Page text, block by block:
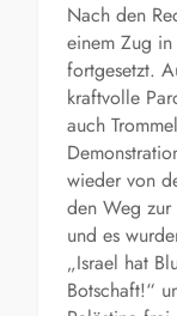
Nach den
einem Zug
fortgesetzt.
kraftvolle
auch
wieder von
den Weg zur
und es
„Israel hat
Botschaft!“